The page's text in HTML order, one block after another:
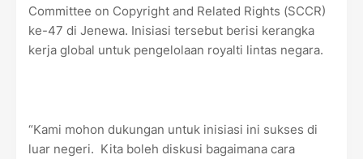
Committee on Copyright and Related Rights (SCCR)
ke-47 di Jenewa. Inisiasi tersebut berisi kerangka
kerja global untuk pengelolaan royalti lintas negara.
“Kami mohon dukungan untuk inisiasi ini sukses di
luar negeri. Kita boleh diskusi bagaimana cara